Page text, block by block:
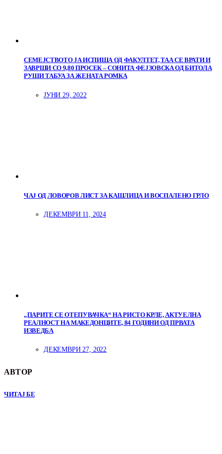
СЕМЕЈСТВОТО ЈА ИСПИША ОД ФАКУЛТЕТ, ТАА СЕ ВРАТИ И
ЗАВРШИ СО 9,80 ПРОСЕК – СОНИТА ФЕЈЗОВСКА ОД БИТОЛА
РУШИ ТАБУА ЗА ЖЕНАТА РОМКА
ЈУНИ 29, 2022
ЧАЈ ОД ЛОВОРОВ ЛИСТ ЗА КАШЛИЦА И ВОСПАЛЕНО ГРЛО
ДЕКЕМВРИ 11, 2024
„ПАРИТЕ СЕ ОТЕПУВАЧКА“ НА РИСТО КРЛЕ, АКТУЕЛНА
РЕАЛНОСТ НА МАКЕДОНЦИТЕ, 84 ГОДИНИ ОД ПРВАТА
ИЗВЕДБА
ДЕКЕМВРИ 27, 2022
АВТОР
ЧИТАЈ БЕ